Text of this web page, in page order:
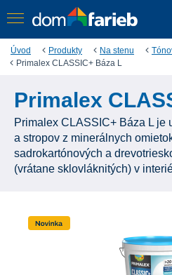
Úvod Produkty Na stenu
Primalex CLASSIC+ Báza L
Primalex
Primalex CLASSIC+ Báza L je
a stropov z minerálnych
sadrokartónových a
(vrátane sklovláknitých) v